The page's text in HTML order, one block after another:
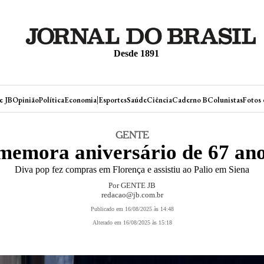
Desde 1891
JBOpiniãoPolíticaEconomia|EsportesSaúdeCiênciaCaderno BColunistasFotos
GENTE
aniversário de 67
Diva pop fez compras em Florença e assistiu ao Palio em Siena
Por GENTE JB
redacao@jb.com.br
Publicado em 16/08/2025 às 14:48
Alterado em 16/08/2025 às 15:18